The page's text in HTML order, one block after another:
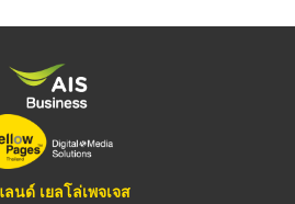
นด์ เยลโล่เพจเจส